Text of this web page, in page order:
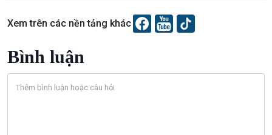
10 phút Sự kiện - Luận bàn
Câu chuyện thời sự
Xem trên các nền tảng khác
Bình luận